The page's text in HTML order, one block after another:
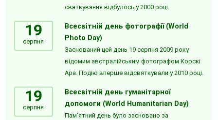
святкування відбулось у 2000 році.
19
серпня
Всесвітній день фотографії (World
Photo Day)
Заснований цей день 19 серпня 2009 року
відомим австралійським фотографом Корскі
Ара. Подію вперше відсвяткували у 2010 році.
19
серпня
Всесвітній день гуманітарної
допомоги (World Humanitarian Day)
Пам’ятний день було засновано за